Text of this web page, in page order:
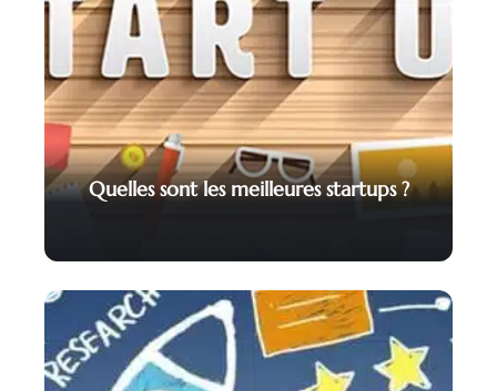
Quelles sont les meilleures startups ?